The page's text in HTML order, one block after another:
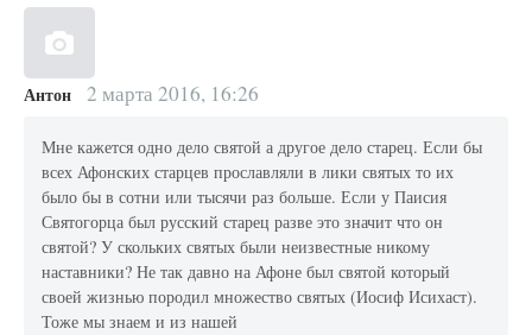
Антон 2 марта 2016, 16:26
Мне кажется одно дело святой а другое дело старец. Если бы
всех Афонских старцев прославляли в лики святых то их
было бы в сотни или тысячи раз больше. Если у Паисия
Святогорца был русский старец разве это значит что он
святой? У скольких святых были неизвестные никому
наставники? Не так давно на Афоне был святой который
своей жизнью породил множество святых (Иосиф Исихаст).
Тоже мы знаем и из нашей